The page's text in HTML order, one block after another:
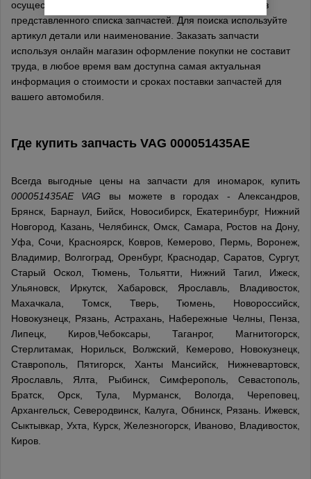
осуществляется онлайн, выберите товары в каталоге из
представленного списка запчастей. Для поиска используйте
артикул детали или наименование. Заказать запчасти
используя онлайн магазин оформление покупки не составит
труда, в любое время вам доступна самая актуальная
информация о стоимости и сроках поставки запчастей для
вашего автомобиля.
Где купить запчасть VAG 000051435AE
Всегда выгодные цены на запчасти для иномарок, купить
000051435AE VAG вы можете в городах - Александров,
Брянск, Барнаул, Бийск, Новосибирск, Екатеринбург, Нижний
Новгород, Казань, Челябинск, Омск, Самара, Ростов на Дону,
Уфа, Сочи, Красноярск, Ковров, Кемерово, Пермь, Воронеж,
Владимир, Волгоград, Оренбург, Краснодар, Саратов, Сургут,
Старый Оскол, Тюмень, Тольятти, Нижний Тагил, Ижеск,
Ульяновск, Иркутск, Хабаровск, Ярославль, Владивосток,
Махачкала, Томск, Тверь, Тюмень, Новороссийск,
Новокузнецк, Рязань, Астрахань, Набережные Челны, Пенза,
Липецк, Киров,Чебоксары, Таганрог, Магнитогорск,
Стерлитамак, Норильск, Волжский, Кемерово, Новокузнецк,
Ставрополь, Пятигорск, Ханты Мансийск, Нижневартовск,
Ярославль, Ялта, Рыбинск, Симферополь, Севастополь,
Братск, Орск, Тула, Мурманск, Вологда, Череповец,
Архангельск, Северодвинск, Калуга, Обнинск, Рязань. Ижевск,
Сыктывкар, Ухта, Курск, Железногорск, Иваново, Владивосток,
Киров.